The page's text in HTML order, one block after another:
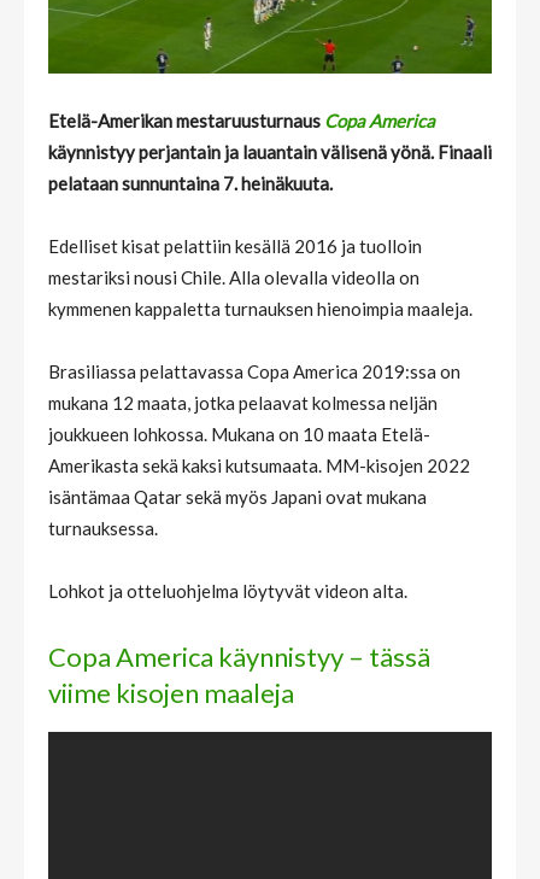
Etelä-Amerikan mestaruusturnaus Copa America
käynnistyy perjantain ja lauantain välisenä yönä. Finaali
pelataan sunnuntaina 7. heinäkuuta.
Edelliset kisat pelattiin kesällä 2016 ja tuolloin
mestariksi nousi Chile. Alla olevalla videolla on
kymmenen kappaletta turnauksen hienoimpia maaleja.
Brasiliassa pelattavassa Copa America 2019:ssa on
mukana 12 maata, jotka pelaavat kolmessa neljän
joukkueen lohkossa. Mukana on 10 maata Etelä-
Amerikasta sekä kaksi kutsumaata. MM-kisojen 2022
isäntämaa Qatar sekä myös Japani ovat mukana
turnauksessa.
Lohkot ja otteluohjelma löytyvät videon alta.
Copa America käynnistyy – tässä
viime kisojen maaleja